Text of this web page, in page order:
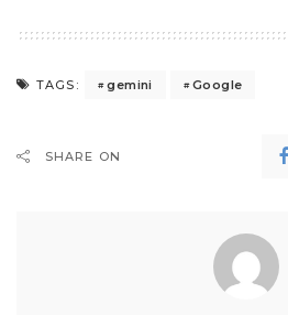
TAGS: gemini Google
SHARE ON